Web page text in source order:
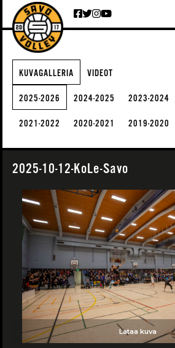
Siirry sisältöön
KUVAGALLERIA VIDEOT
2025-2026 2024-2025 2023-2024
2021-2022 2020-2021 2019-2020
2025-10-12-KoLe-Savo
Lataa kuva
Lataa kuva
Lataa kuva
Lataa kuva
Lataa kuva
Lataa kuva
Lataa kuva
Lataa kuva
Lataa kuva
Lataa kuva
Lataa kuva
Lataa kuva
Lataa kuva
Lataa kuva